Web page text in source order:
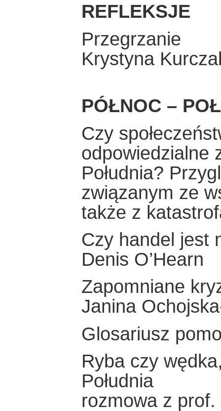
REFLEKSJE
Przegrzanie
Krystyna
PÓŁNOC –
Czy
odpowiedzialne
Południa?
związanym ze
także z
Czy handel jest
Denis O’Hearn
Zapomniane
Janina
Glosariusz
Ryba czy
Południa
rozmowa z